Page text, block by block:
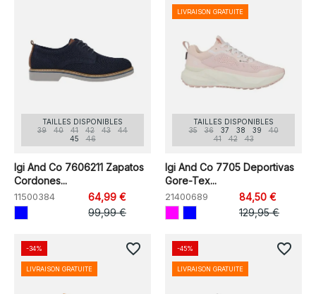
TAILLES DISPONIBLES
39
40 41 42 43
44
45
46
Igi And Co 7606211 Zapatos
Cordones...
11500384
64,99 €
99,99 €
TAILLES DISPONIBLES
35
36 37 38 39
40
41
42 43
Igi And Co 7705 Deportivas
Gore-Tex...
21400689
84,50 €
129,95 €
LIVRAISON GRATUITE
-34%
LIVRAISON GRATUITE
favorite_border -45%
LIVRAISON GRATUITE
favorite_border